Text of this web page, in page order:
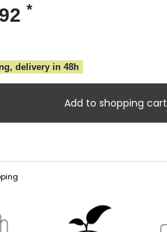
*
delivery in 48h
Add to shopping cart